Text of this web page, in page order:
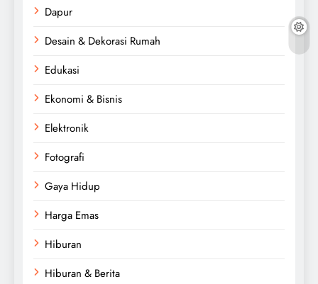
Dapur
Desain & Dekorasi Rumah
Edukasi
Ekonomi & Bisnis
Elektronik
Fotografi
Gaya Hidup
Harga Emas
Hiburan
Hiburan & Berita